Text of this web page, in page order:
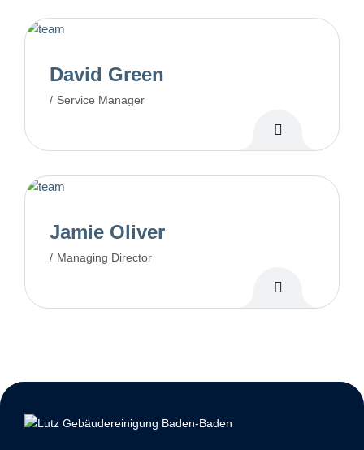
David Green
Service Manager
Jamie Oliver
Managing Director